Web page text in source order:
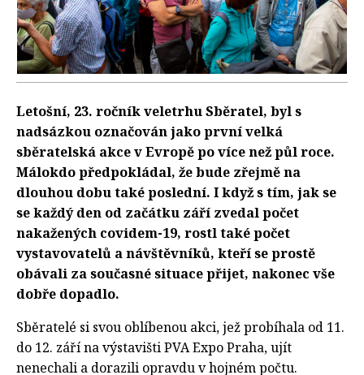
Letošní, 23. ročník veletrhu Sběratel, byl s
nadsázkou označován jako první velká
sběratelská akce v Evropě po více než půl roce.
Málokdo předpokládal, že bude zřejmě na
dlouhou dobu také poslední. I když s tím, jak se
se každý den od začátku září zvedal počet
nakažených covidem-19, rostl také počet
vystavovatelů a návštěvníků, kteří se prostě
obávali za současné situace přijet, nakonec vše
dobře dopadlo.
Sběratelé si svou oblíbenou akci, jež probíhala od 11.
do 12. září na výstavišti PVA Expo Praha, ujít
nenechali a dorazili opravdu v hojném počtu.